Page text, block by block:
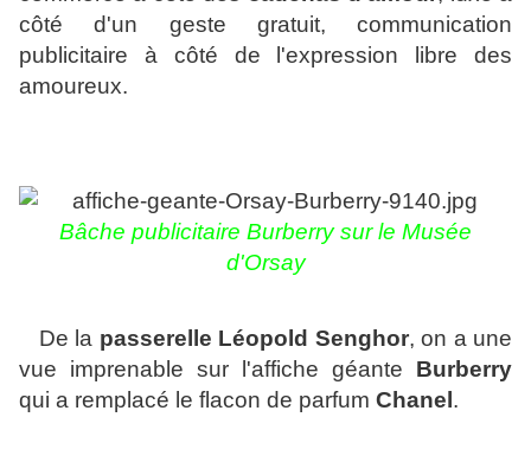
côté d'un geste gratuit, communication
publicitaire à côté de l'expression libre des
amoureux.
Bâche publicitaire Burberry sur le Musée
d'Orsay
De la passerelle Léopold Senghor, on a une
vue imprenable sur l'affiche géante Burberry
qui a remplacé le flacon de parfum Chanel .